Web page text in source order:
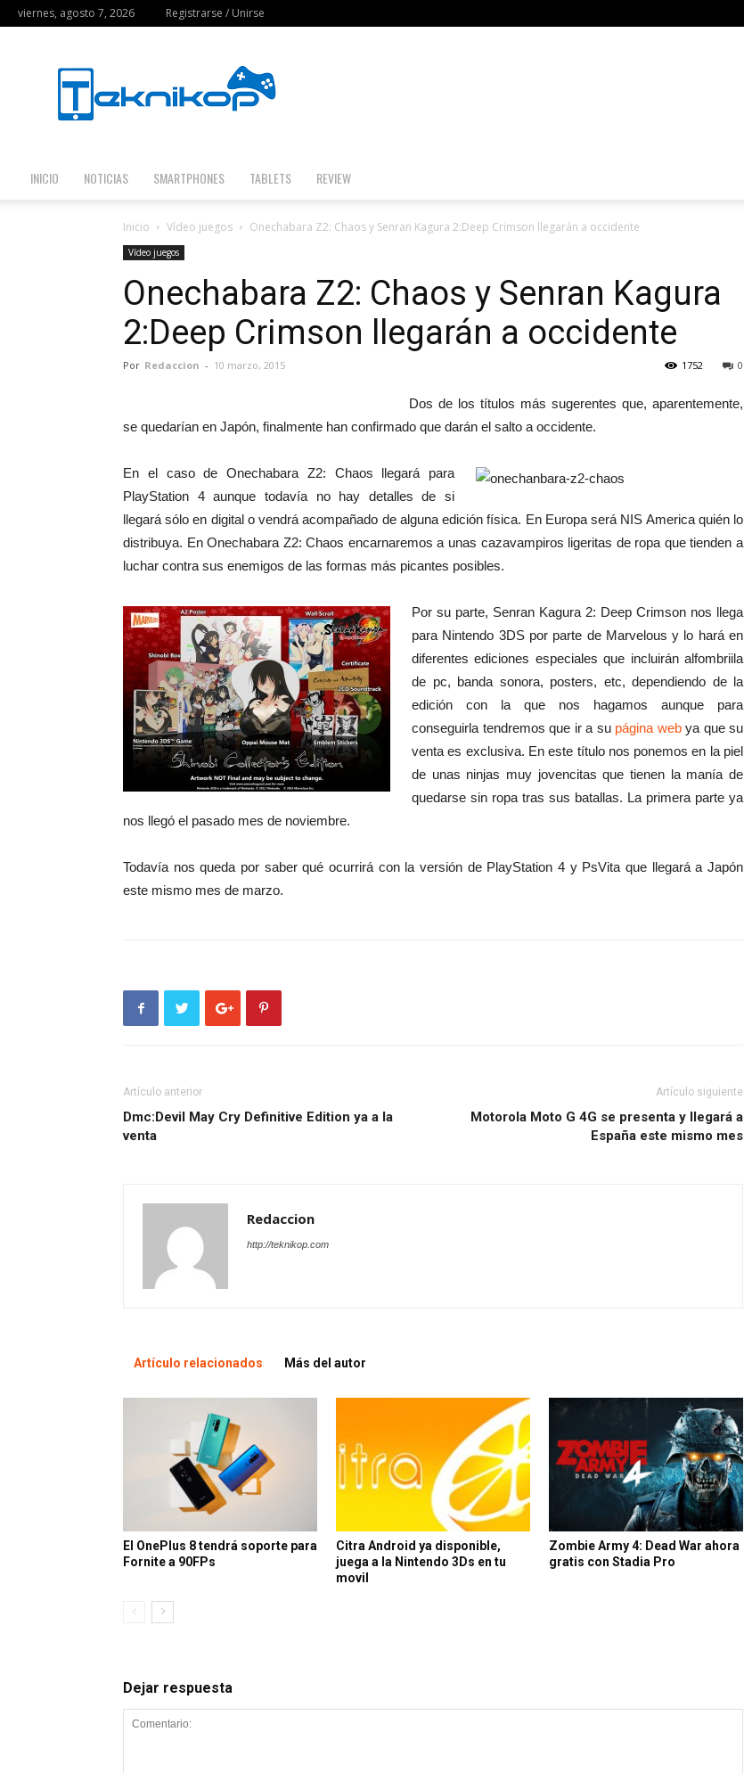
viernes, agosto 7, 2026 Registrarse / Unirse
INICIO NOTICIAS SMARTPHONES TABLETS REVIEW
Inicio Vídeo juegos Onechabara Z2: Chaos y Senran Kagura 2:Deep Crimson llegarán a occidente
Vídeo juegos
Onechabara Z2: Chaos y Senran Kagura
2:Deep Crimson llegarán a occidente
Por Redaccion - 10 marzo, 2015 0
1752
Dos de los títulos más sugerentes que, aparentemente,
se quedarían en Japón, finalmente han confirmado que darán el salto a occidente.
En el caso de Onechabara Z2: Chaos llegará para
PlayStation 4 aunque todavía no hay detalles de si
llegará sólo en digital o vendrá acompañado de alguna edición física. En Europa será NIS America quién lo
distribuya. En Onechabara Z2: Chaos encarnaremos a unas cazavampiros ligeritas de ropa que tienden a
luchar contra sus enemigos de las formas más picantes posibles.
Por su parte, Senran Kagura 2: Deep Crimson nos llega
para Nintendo 3DS por parte de Marvelous y lo hará en
diferentes ediciones especiales que incluirán alfombriila
de pc, banda sonora, posters, etc, dependiendo de la
edición con la que nos hagamos aunque para
conseguirla tendremos que ir a su página webya que su
venta es exclusiva. En este título nos ponemos en la piel
de unas ninjas muy jovencitas que tienen la manía de
quedarse sin ropa tras sus batallas. La primera parte ya
nos llegó el pasado mes de noviembre.
Todavía nos queda por saber qué ocurrirá con la versión de PlayStation 4 y PsVita que llegará a Japón
este mismo mes de marzo.
Artículo anterior
Dmc:Devil May Cry Definitive Edition ya a la
venta
Artículo siguiente
Motorola Moto G 4G se presenta y llegará a
España este mismo mes
Redaccion
http://teknikop.com
Artículo relacionados Más del autor
El OnePlus 8 tendrá soporte para
Fornite a 90FPs
Citra Android ya disponible,
juega a la Nintendo 3Ds en tu
movil
Zombie Army 4: Dead War ahora
gratis con Stadia Pro
Dejar respuesta